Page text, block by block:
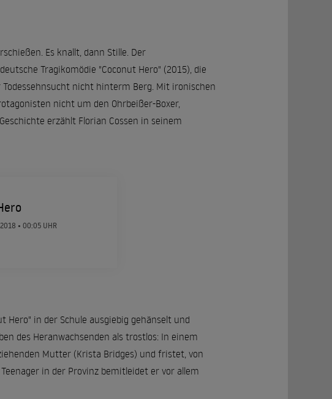
Es knallt, dann Stille. Der
Tragikomödie "Coconut Hero" (2015), die
nicht hinterm Berg. Mit ironischen
nicht um den Ohrbeißer-Boxer,
erzählt Florian Cossen in seinem
• 00:05 UHR
Hero" in der Schule ausgiebig gehänselt und
des Heranwachsenden als trostlos: In einem
Mutter (Krista Bridges) und fristet, von
in der Provinz bemitleidet er vor allem